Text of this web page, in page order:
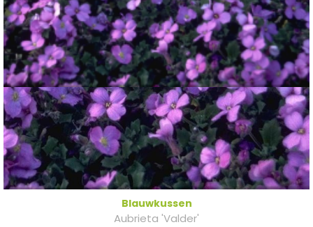
Blauwkussen
Aubrieta 'Valder'